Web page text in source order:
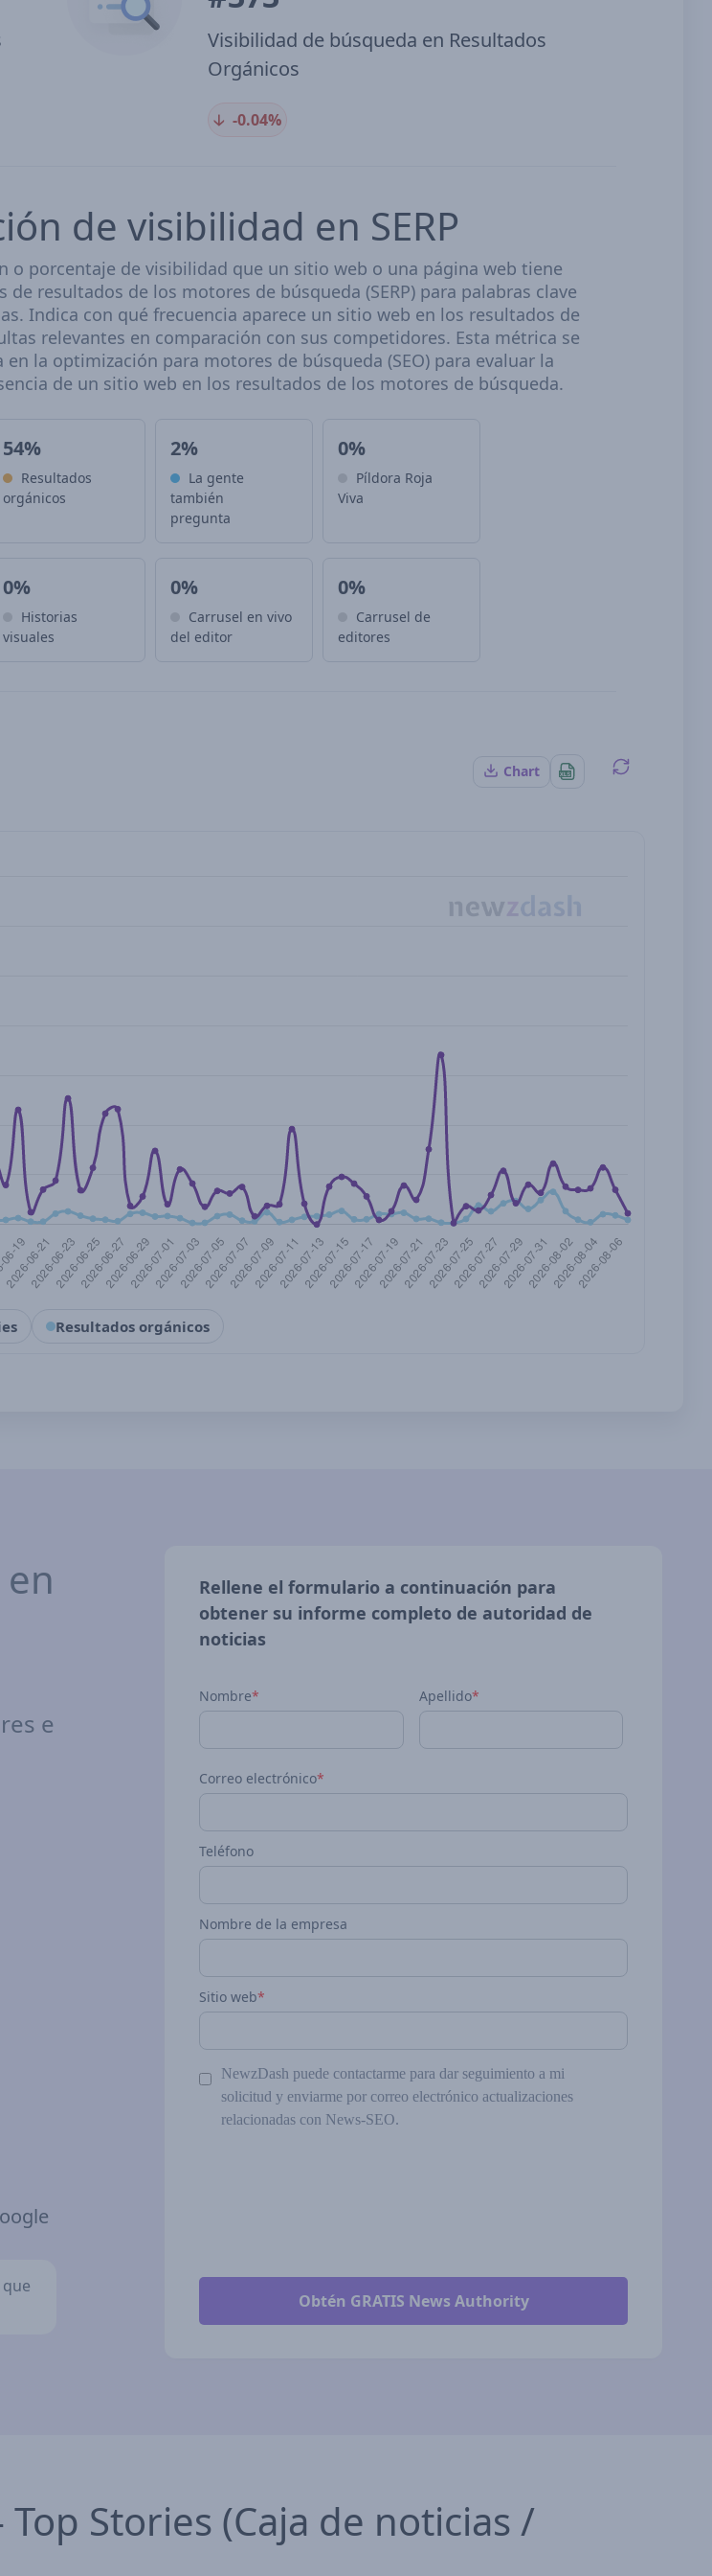
Visibilidad de búsqueda en Resultados
Orgánicos
🡣 -0.04%
de visibilidad en SERP
o porcentaje de visibilidad que un sitio web o una página web tiene
de resultados de los motores de búsqueda (SERP) para palabras clave
Indica con qué frecuencia aparece un sitio web en los resultados de
relevantes en comparación con sus competidores. Esta métrica se
la optimización para motores de búsqueda (SEO) para evaluar la
de un sitio web en los resultados de los motores de búsqueda.
54%
Resultados
orgánicos
2%
La gente
también
pregunta
0%
Píldora Roja
Viva
0%
Historias
visuales
0%
Carrusel en vivo
del editor
0%
Carrusel de
editores
Chart
Resultados orgánicos
e
Rellene el formulario a continuación para
obtener su informe completo de autoridad de
noticias
Nombre* Apellido*
Correo electrónico*
Teléfono
Nombre de la empresa
Sitio web*
NewzDash puede contactarme para dar seguimiento a mi
solicitud y enviarme por correo electrónico actualizaciones
relacionadas con News-SEO.
Stories (Caja de noticias /